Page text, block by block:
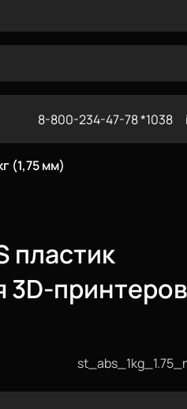
8-800-234-47-78 *1038
(1,75 мм)
пластик
принтеров